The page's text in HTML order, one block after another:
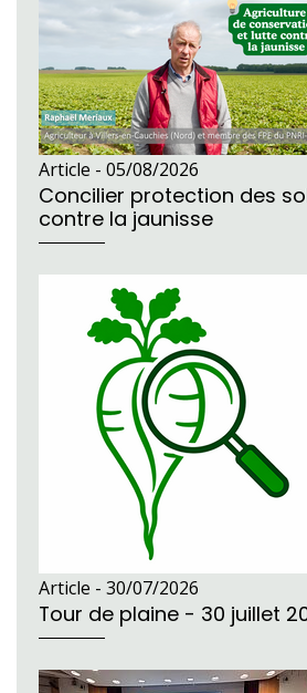
Article - 05/08/2026
Concilier protection des
contre la jaunisse
Article - 30/07/2026
Tour de plaine - 30 juillet